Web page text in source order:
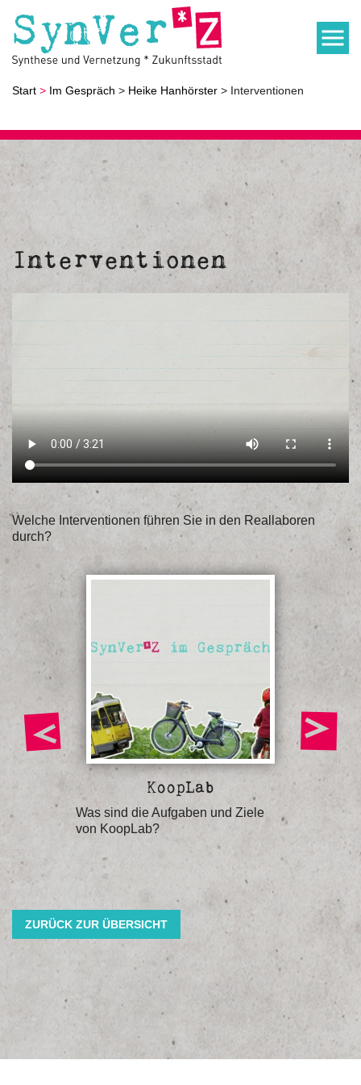
Start > Im Gespräch > Heike Hanhörster > Interventionen
Interventionen
Welche Interventionen führen Sie in den Reallaboren
durch?
KoopLab
Was sind die Aufgaben und Ziele
von KoopLab?
ZURÜCK ZUR ÜBERSICHT